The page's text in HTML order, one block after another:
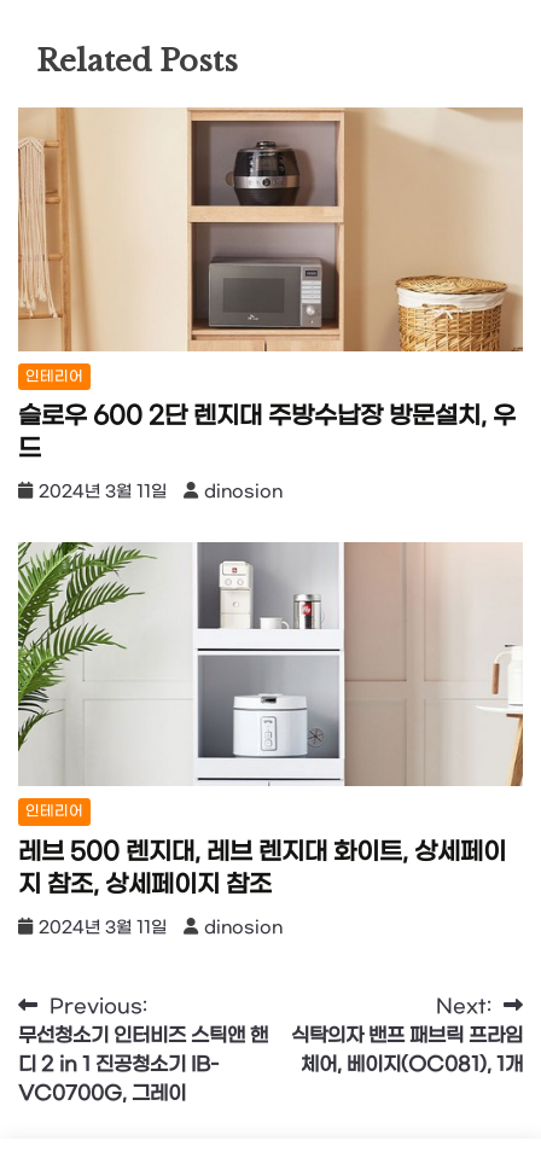
Related Posts
인테리어
슬로우 600 2단 렌지대 주방수납장 방문설치, 우
드
2024년 3월 11일 dinosion
인테리어
레브 500 렌지대, 레브 렌지대 화이트, 상세페이
지 참조, 상세페이지 참조
2024년 3월 11일 dinosion
글
탐
색
Previous:
무선청소기 인터비즈 스틱앤 핸
디 2 in 1 진공청소기 IB-
VC0700G, 그레이
Next:
식탁의자 밴프 패브릭 프라임
체어, 베이지(OC081), 1개